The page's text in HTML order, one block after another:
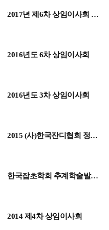
2017년 제6차 상임이사회 개
2016년도 6차 상임이사회
2016년도 3차 상임이사회
2015 (사)한국잔디협회 정기
한국잡초학회 추계학술발표
2014 제4차 상임이사회